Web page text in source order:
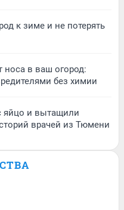
к зиме и не потерять
носа в ваш огород:
без химии
яйцо и вытащили
врачей из Тюмени